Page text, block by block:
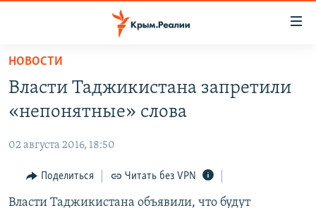
Вернуться
основному
содержанию
навигации
Вернутся
СПЕЦПРОЕКТЫ
КАРТА ВОЕННЫХ ОБЪЕКТОВ КРЫМА
11 ЛЕТ ОККУПАЦИИ КРЫМА. 11 ИСТОРИЙ СОПРОТИВЛЕНИЯ
ИСТОРИЯ
ЕЩЕ
ИНТЕРАКТИВ
РАДІО СВОБОДА
НОВОСТИ
Власти Таджикистана запретили
«непонятные» слова
02 августа 2016, 18:50
Поделиться Читать без VPN
Власти Таджикистана объявили, что будут